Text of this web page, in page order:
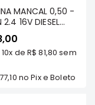
MANCAL 0,50 -
2.4 16V DIESEL
PAJERO
DIESEL 2.4 16V
MAHLE METAL
050
10x de R$ 81,80 sem
no Pix e Boleto